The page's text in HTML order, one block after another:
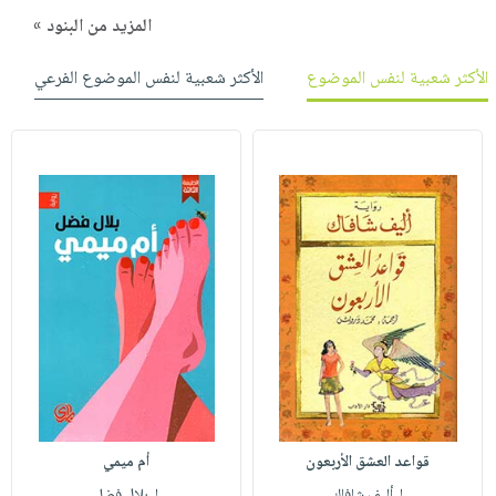
المزيد من البنود »
الأكثر شعبية لنفس الموضوع
الأكثر شعبية لنفس الموضوع الفرعي
قواعد العشق الأربعون
أم ميمي